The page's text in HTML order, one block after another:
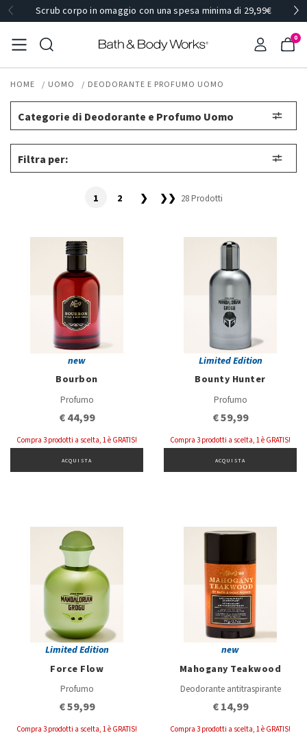
Scrub corpo in omaggio con una spesa minima di 29,99€
0
HOME UOMO DEODORANTE E PROFUMO UOMO
Categorie di Deodorante e Profumo Uomo
Filtra per:
1 2 ❯ ❯❯ 28 Prodotti
new
Bourbon
Profumo
€ 44,99
Compra 3 prodotti a scelta, 1 è GRATIS!
ACQUISTA
Limited Edition
Bounty Hunter
Profumo
€ 59,99
Compra 3 prodotti a scelta, 1 è GRATIS!
ACQUISTA
Limited Edition
Force Flow
Profumo
€ 59,99
Compra 3 prodotti a scelta, 1 è GRATIS!
new
Mahogany Teakwood
Deodorante antitraspirante
€ 14,99
Compra 3 prodotti a scelta, 1 è GRATIS!